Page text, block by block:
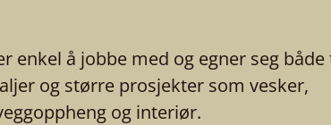
enkel å jobbe med og egner seg både
og større prosjekter som vesker,
og interiør.